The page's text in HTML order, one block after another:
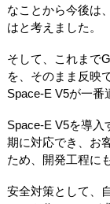
なことから今後は
はと考えました。
そして、これまで
を、そのまま反映
Space-E V5が一番
Space-E V5を導入
期に対応でき、お
ため、開発工程に
安全対策として、